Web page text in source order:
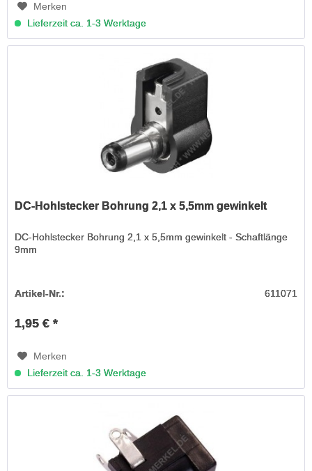
Merken
Lieferzeit ca. 1-3 Werktage
DC-Hohlstecker Bohrung 2,1 x 5,5mm gewinkelt
DC-Hohlstecker Bohrung 2,1 x 5,5mm gewinkelt - Schaftlänge
9mm
Artikel-Nr.: 611071
1,95 € *
Merken
Lieferzeit ca. 1-3 Werktage